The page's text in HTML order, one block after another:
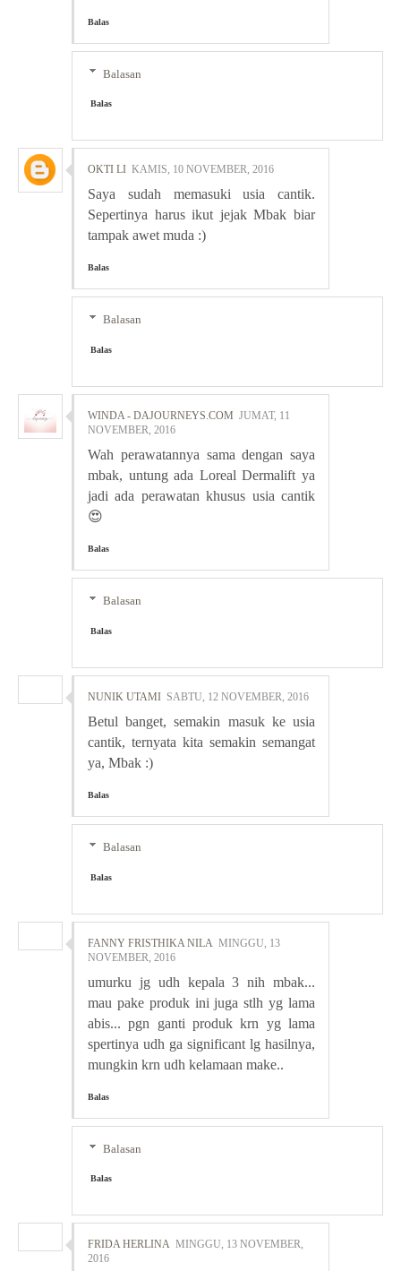
Balas
Balasan
Balas
OKTI LI KAMIS, 10 NOVEMBER, 2016
Saya sudah memasuki usia cantik.
Sepertinya harus ikut jejak Mbak biar
tampak awet muda :)
Balas
Balasan
Balas
WINDA - DAJOURNEYS.COM JUMAT, 11
NOVEMBER, 2016
Wah perawatannya sama dengan saya
mbak, untung ada Loreal Dermalift ya
jadi ada perawatan khusus usia cantik
😍
Balas
Balasan
Balas
NUNIK UTAMI SABTU, 12 NOVEMBER, 2016
Betul banget, semakin masuk ke usia
cantik, ternyata kita semakin semangat
ya, Mbak :)
Balas
Balasan
Balas
FANNY FRISTHIKA NILA MINGGU, 13
NOVEMBER, 2016
umurku jg udh kepala 3 nih mbak...
mau pake produk ini juga stlh yg lama
abis... pgn ganti produk krn yg lama
spertinya udh ga significant lg hasilnya,
mungkin krn udh kelamaan make..
Balas
Balasan
Balas
FRIDA HERLINA MINGGU, 13 NOVEMBER,
2016